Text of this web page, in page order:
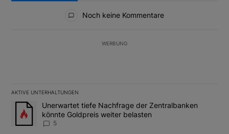
Noch keine Kommentare
WERBUNG
AKTIVE UNTERHALTUNGEN
Das Folgende ist eine Liste der am meisten kommentierten
Ein Trendartikel mit dem Titel "Unerwartet tiefe Nachfrage der
Unerwartet tiefe Nachfrage der Zentralbanken
könnte Goldpreis weiter belasten
5